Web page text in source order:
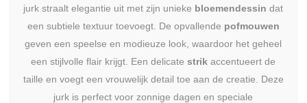
jurk straalt elegantie uit met zijn unieke bloemendessin dat
een subtiele textuur toevoegt. De opvallende pofmouwen
geven een speelse en modieuze look, waardoor het geheel
een stijlvolle flair krijgt. Een delicatestrik accentueert de
taille en voegt een vrouwelijk detail toe aan de creatie. Deze
jurk is perfect voor zonnige dagen en speciale